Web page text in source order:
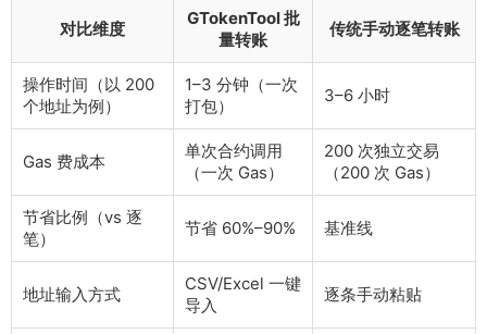
对比维度
GTokenTool 批
量转账
传统手动逐笔转账
操作时间（以 200
个地址为例）
1–3 分钟（一次
打包）
3–6 小时
Gas 费成本
单次合约调用
（一次 Gas）
200 次独立交易
（200 次 Gas）
节省比例（vs 逐
笔）
节省 60%–90% 基准线
地址输入方式
CSV/Excel 一键
导入
逐条手动粘贴